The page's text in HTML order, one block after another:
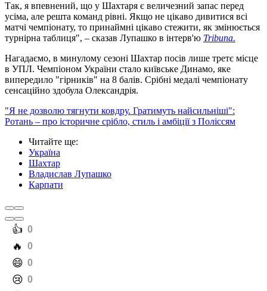
Так, я впевнений, що у Шахтаря є величезний запас перед
усіма, але решта команд рівні. Якщо не цікаво дивитися всі
матчі чемпіонату, то принаймні цікаво стежити, як змінюється
турнірна таблиця", – сказав Лупашко в інтерв'ю Tribuna.
Нагадаємо, в минулому сезоні Шахтар посів лише третє місце
в УПЛ. Чемпіоном України стало київське Динамо, яке
випередило "гірників" на 8 балів. Срібні медалі чемпіонату
сенсаційно здобула Олександрія.
"Я не дозволю тягнути ковдру. Гратимуть найсильніші":
Ротань – про історичне срібло, стиль і амбіції з Поліссям
Читайте ще:
Україна
Шахтар
Владислав Лупашко
Карпати
️👍 0
️🔥 0
️😄 0
️😢 0